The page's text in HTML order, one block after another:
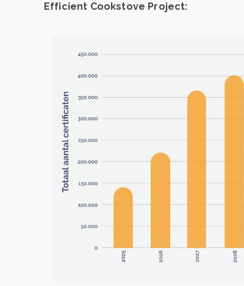
Efficient Cookstove Project: